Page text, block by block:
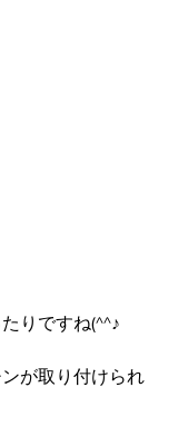
りですね(^^♪
が取り付けられ